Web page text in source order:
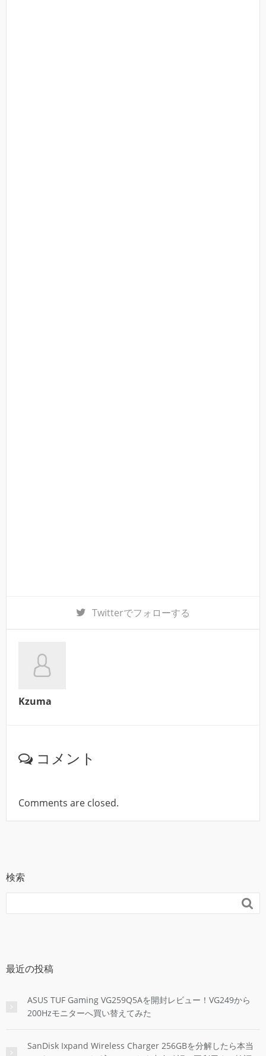
Twitterでフォローする
Kzuma
コメント
Comments are closed.
検索

最近の投稿
ASUS TUF Gaming VG259Q5Aを開封レビュー！VG249から
200Hzモニターへ買い替えてみた
SanDisk Ixpand Wireless Charger 256GBを分解したら本当